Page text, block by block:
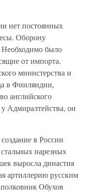
нет постоянных
Оборону
Необходимо было
от импорта.
министерства и
в Финляндии,
английского
Адмиралтейства, он
в России
нарезных
выросла династия
артиллерию русским
Обухов